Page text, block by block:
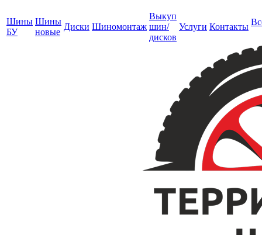
Шины
БУ
Шины
новые
Диски Шиномонтаж
Выкуп
шин/
дисков
Услуги Контакты